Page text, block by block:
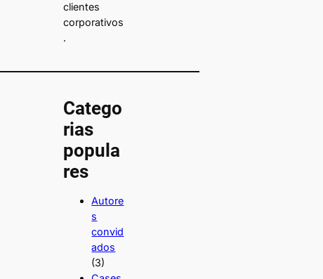
clientes
corporativos
.
Catego
rias
popula
res
Autore
s
convid
ados
(3)